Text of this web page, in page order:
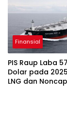
Finansial
PIS Raup Laba
Dolar pada
LNG dan